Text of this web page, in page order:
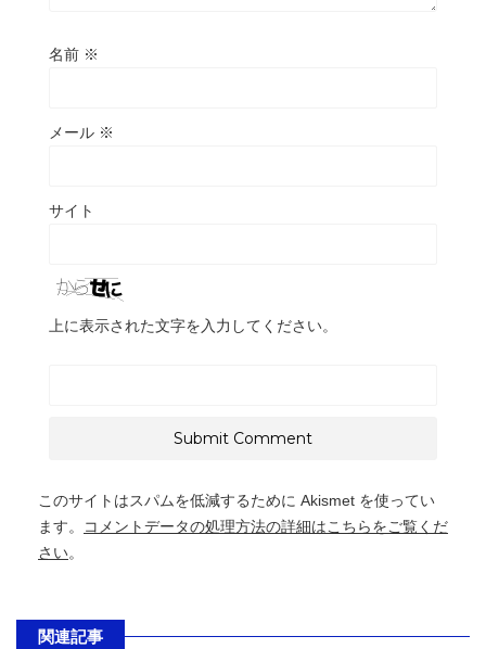
名前 ※
メール ※
サイト
上に表示された文字を入力してください。
このサイトはスパムを低減するために Akismet を使ってい
ます。
コメントデータの処理方法の詳細はこちらをご覧くだ
さい。
関連記事